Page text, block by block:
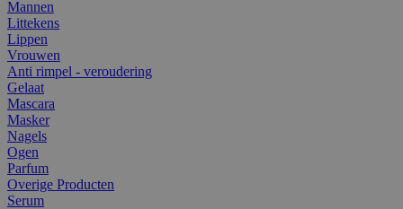
Mannen
Littekens
Lippen
Vrouwen
Anti rimpel - veroudering
Gelaat
Mascara
Masker
Nagels
Ogen
Parfum
Overige Producten
Serum